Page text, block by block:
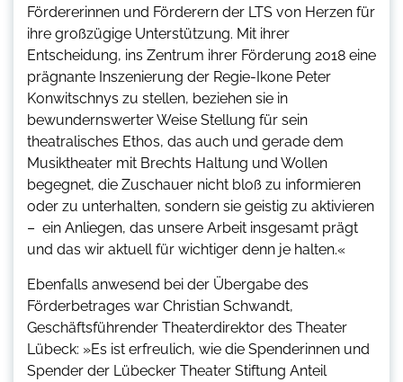
Fördererinnen und Förderern der LTS von Herzen für
ihre großzügige Unterstützung. Mit ihrer
Entscheidung, ins Zentrum ihrer Förderung 2018 eine
prägnante Inszenierung der Regie-Ikone Peter
Konwitschnys zu stellen, beziehen sie in
bewundernswerter Weise Stellung für sein
theatralisches Ethos, das auch und gerade dem
Musiktheater mit Brechts Haltung und Wollen
begegnet, die Zuschauer nicht bloß zu informieren
oder zu unterhalten, sondern sie geistig zu aktivieren
– ein Anliegen, das unsere Arbeit insgesamt prägt
und das wir aktuell für wichtiger denn je halten.«
Ebenfalls anwesend bei der Übergabe des
Förderbetrages war Christian Schwandt,
Geschäftsführender Theaterdirektor des Theater
Lübeck: »Es ist erfreulich, wie die Spenderinnen und
Spender der Lübecker Theater Stiftung Anteil